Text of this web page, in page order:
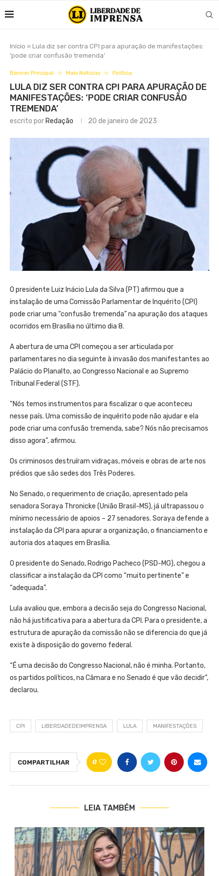
Início » Lula diz ser contra CPI para apuração de manifestações:
‘pode criar confusão tremenda’
Banner Principal Mais Notícias Política
LULA DIZ SER CONTRA CPI PARA APURAÇÃO DE
MANIFESTAÇÕES: ‘PODE CRIAR CONFUSÃO
TREMENDA’
escrito por Redação 20 de janeiro de 2023
O presidente Luiz Inácio Lula da Silva (PT) afirmou que a
instalação de uma Comissão Parlamentar de Inquérito (CPI)
pode criar uma “confusão tremenda” na apuração dos ataques
ocorridos em Brasília no último dia 8.
A abertura de uma CPI começou a ser articulada por
parlamentares no dia seguinte à invasão dos manifestantes ao
Palácio do Planalto, ao Congresso Nacional e ao Supremo
Tribunal Federal (STF).
“Nós temos instrumentos para fiscalizar o que aconteceu
nesse país. Uma comissão de inquérito pode não ajudar e ela
pode criar uma confusão tremenda, sabe? Nós não precisamos
disso agora”, afirmou.
Os criminosos destruíram vidraças, móveis e obras de arte nos
prédios que são sedes dos Três Poderes.
No Senado, o requerimento de criação, apresentado pela
senadora Soraya Thronicke (União Brasil-MS), já ultrapassou o
mínimo necessário de apoios – 27 senadores. Soraya defende a
instalação da CPI para apurar a organização, o financiamento e
autoria dos ataques em Brasília.
O presidente do Senado, Rodrigo Pacheco (PSD-MG), chegou a
classificar a instalação da CPI como “muito pertinente” e
“adequada”.
Lula avaliou que, embora a decisão seja do Congresso Nacional,
não há justificativa para a abertura da CPI. Para o presidente, a
estrutura de apuração da comissão não se diferencia do que já
existe à disposição do governo federal.
“É uma decisão do Congresso Nacional, não é minha. Portanto,
os partidos políticos, na Câmara e no Senado é que vão decidir”,
declarou.
CPI LIBERDADEDEIMPRENSA LULA MANIFESTAÇÕES
COMPARTILHAR 0
LEIA TAMBÉM